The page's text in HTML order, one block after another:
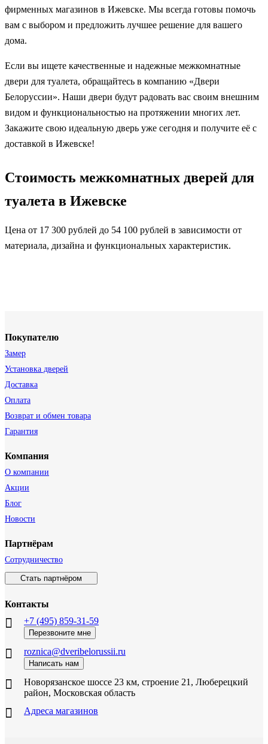
фирменных магазинов в Ижевске. Мы всегда готовы помочь
вам с выбором и предложить лучшее решение для вашего
дома.
Если вы ищете качественные и надежные межкомнатные
двери для туалета, обращайтесь в компанию «Двери
Белоруссии». Наши двери будут радовать вас своим внешним
видом и функциональностью на протяжении многих лет.
Закажите свою идеальную дверь уже сегодня и получите её с
доставкой в Ижевске!
Стоимость межкомнатных дверей для
туалета в Ижевске
Цена от 17 300 рублей до 54 100 рублей в зависимости от
материала, дизайна и функциональных характеристик.
Покупателю
Замер
Установка дверей
Доставка
Оплата
Возврат и обмен товара
Гарантия
Компания
О компании
Акции
Блог
Новости
Партнёрам
Сотрудничество
Стать партнёром
Контакты
+7 (495) 859-31-59
Перезвоните мне
roznica@dveribelorussii.ru
Написать нам
Новорязанское шоссе 23 км, строение 21, Люберецкий
район, Московская область
Адреса магазинов